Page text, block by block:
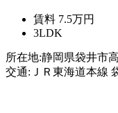
賃料 7.5万円
3LDK
所在地:静岡県袋井市
交通:ＪＲ東海道本線